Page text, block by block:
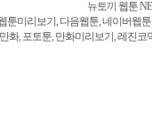
뉴토끼 웹툰
미리보기, 다음웹툰, 네이버웹
화, 포토툰, 만화미리보기, 레진코